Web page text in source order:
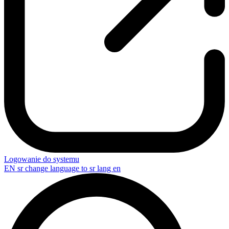
Logowanie do systemu
EN sr change language to sr lang en